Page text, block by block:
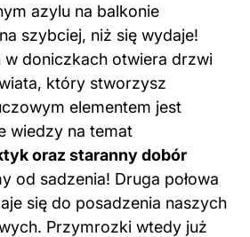
azylu na balkonie
szybciej, niż się wydaje!
w doniczkach otwiera drzwi
który stworzysz
elementem jest
wiedzy na temat
oraz staranny dobór
od sadzenia! Druga połowa
się do posadzenia naszych
Przymrozki wtedy już